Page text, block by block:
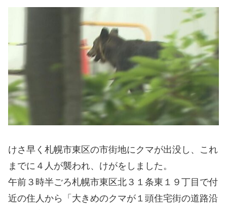
けさ早く札幌市東区の市街地にクマが出没し、これ
までに４人が襲われ、けがをしました。
午前３時半ごろ札幌市東区北３１条東１９丁目で付
近の住人から「大きめのクマが１頭住宅街の道路沿